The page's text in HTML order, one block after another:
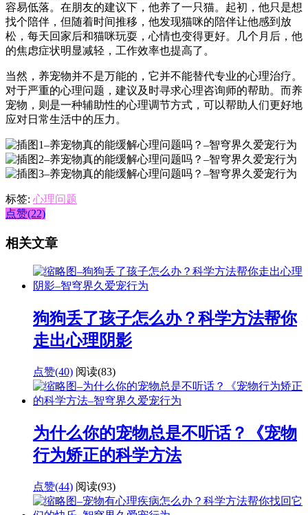
容易低落。在朋友的建议下，他养了一只猫。起初，他只是想
找个陪伴，但随着时间推移，他发现猫咪的陪伴让他感到放
松，每天回家后和猫咪玩耍，心情也变得更好。几个月后，他
的焦虑症状明显减轻，工作效率也提高了。
当然，养宠物并不是万能的，它并不能替代专业的心理治疗。
对于严重的心理问题，建议及时寻求心理咨询师的帮助。而养
宠物，则是一种辅助性的心理调节方式，可以帮助人们更好地
应对日常生活中的压力。
标签: 心理问题
点赞(22)
相关文章
狗狗丢了孩子怎么办？科学方法帮你
走出心理阴影
点赞(40) 阅读(83)
为什么你的宠物总是不听话？《宠物
行为矫正的科学方法
点赞(44) 阅读(93)